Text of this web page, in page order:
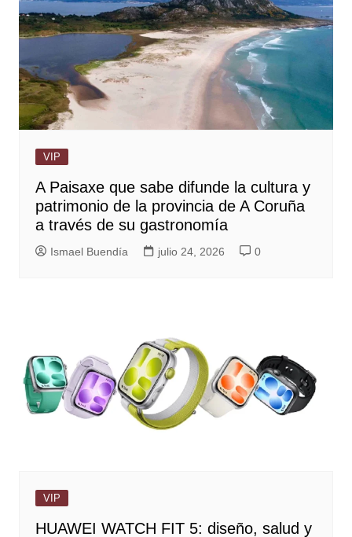
VIP
A Paisaxe que sabe difunde la cultura y
patrimonio de la provincia de A Coruña
a través de su gastronomía
Ismael Buendía julio 24, 2026 0
VIP
HUAWEI WATCH FIT 5: diseño, salud y